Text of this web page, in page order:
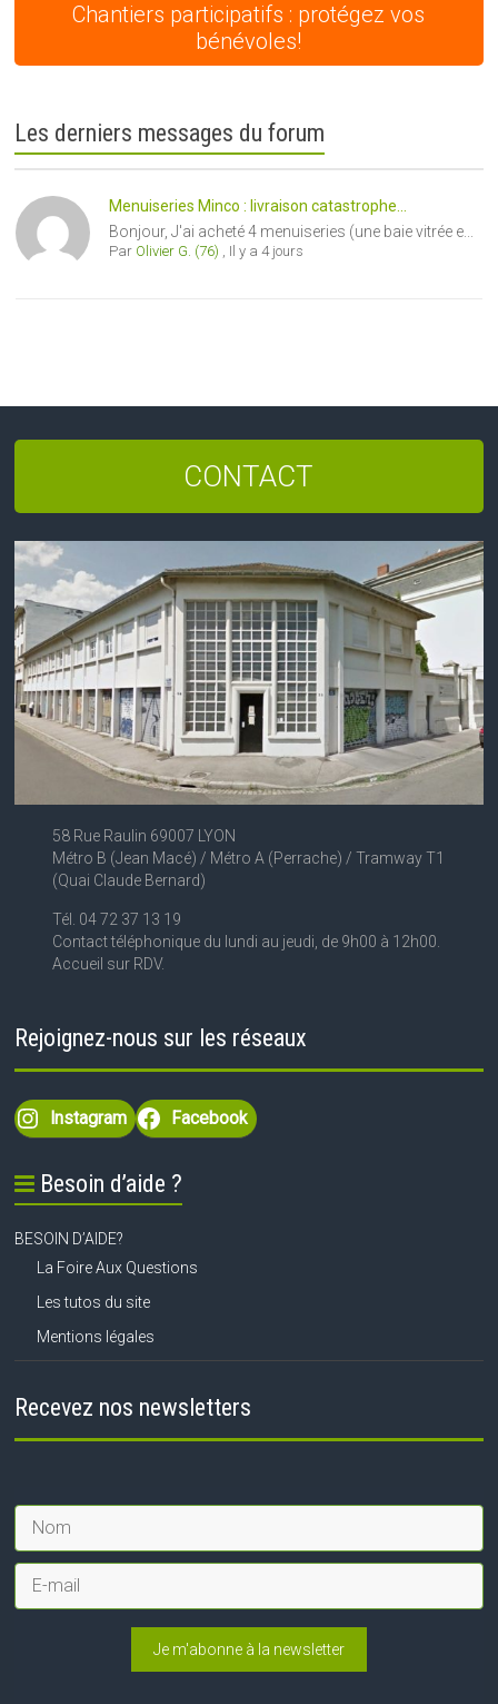
Chantiers participatifs : protégez vos
bénévoles!
Les derniers messages du forum
Menuiseries Minco : livraison catastrophe...
Bonjour, J'ai acheté 4 menuiseries (une baie vitrée e...
Par Olivier G. (76) , Il y a 4 jours
CONTACT
58 Rue Raulin 69007 LYON
Métro B (Jean Macé) / Métro A (Perrache) / Tramway T1
(Quai Claude Bernard)
Tél. 04 72 37 13 19
Contact téléphonique du lundi au jeudi, de 9h00 à 12h00.
Accueil sur RDV.
Rejoignez-nous sur les réseaux
Instagram Facebook
Besoin d’aide ?
BESOIN D’AIDE?
La Foire Aux Questions
Les tutos du site
Mentions légales
Recevez nos newsletters
Je m'abonne à la newsletter